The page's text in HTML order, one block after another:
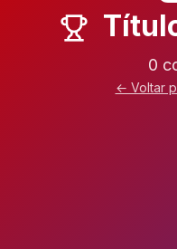
0
← Voltar